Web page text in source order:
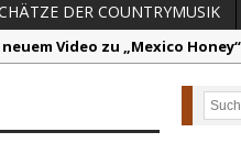
DER COUNTRYMUSIK
Video zu „Mexico Honey“